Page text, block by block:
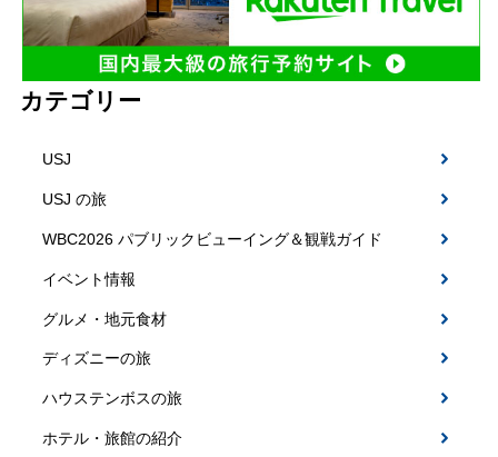
カテゴリー
USJ
USJ の旅
WBC2026 パブリックビューイング＆観戦ガイド
イベント情報
グルメ・地元食材
ディズニーの旅
ハウステンボスの旅
ホテル・旅館の紹介